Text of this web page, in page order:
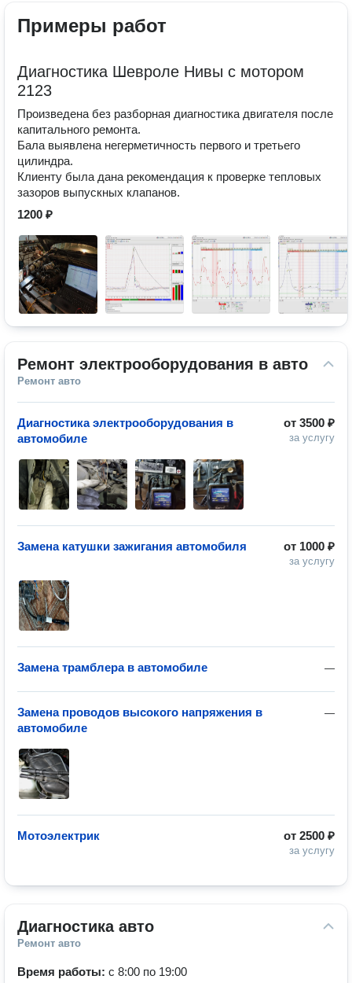
Примеры работ
Диагностика Шевроле Нивы с мотором
2123
Произведена без разборная диагностика двигателя после
капитального ремонта.
Бала выявлена негерметичность первого и третьего
цилиндра.
Клиенту была дана рекомендация к проверке тепловых
зазоров выпускных клапанов.
1200 ₽
Ремонт электрооборудования в авто
Ремонт авто
от 3500 ₽
за услугу
Диагностика электрооборудования в
автомобиле
от 1000 ₽
за услугу
Замена катушки зажигания автомобиля
—
Замена трамблера в автомобиле
—
Замена проводов высокого напряжения в
автомобиле
от 2500 ₽
за услугу
Мотоэлектрик
Диагностика авто
Ремонт авто
Время работы: с 8:00 по 19:00